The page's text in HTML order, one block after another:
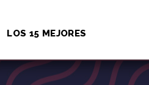
LOS 15 MEJORES